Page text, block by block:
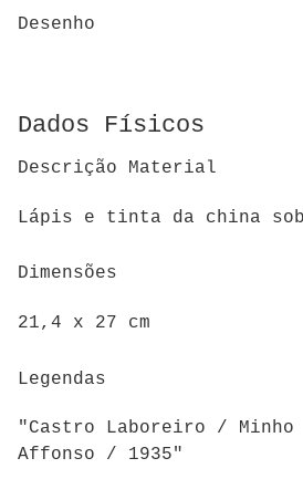
Desenho
Dados Físicos
Descrição Material
Lápis e tinta da china
Dimensões
21,4 x 27 cm
Legendas
"Castro Laboreiro /
Affonso / 1935"